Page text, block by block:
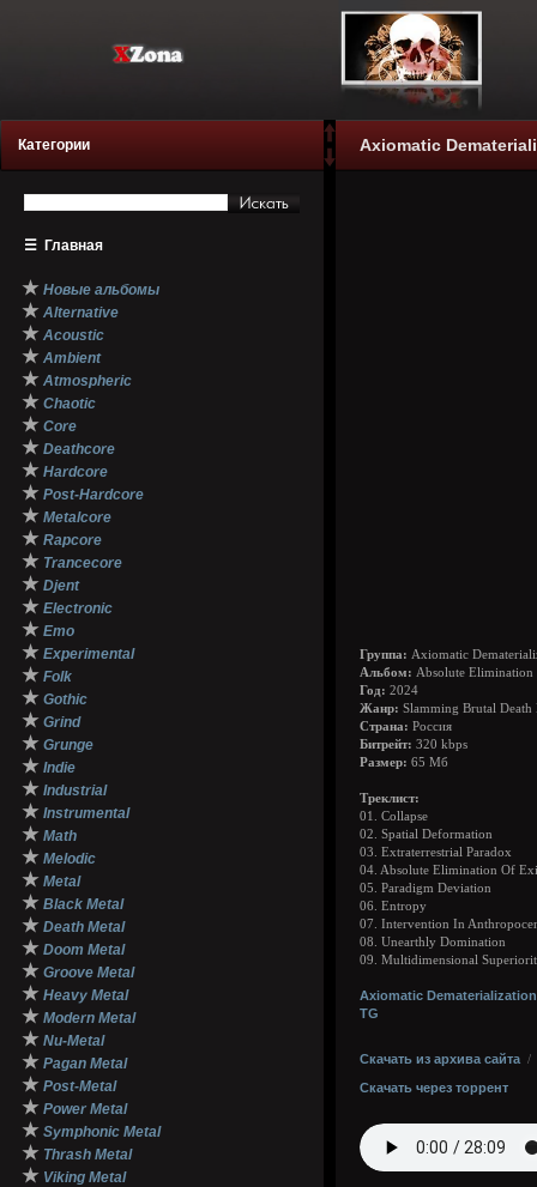
Категории
☰ Главная
★ Новые альбомы
★ Alternative
★ Acoustic
★ Ambient
★ Atmospheric
★ Chaotic
★ Core
★ Deathcore
★ Hardcore
★ Post-Hardcore
★ Metalcore
★ Rapcore
★ Trancecore
★ Djent
★ Electronic
★ Emo
★ Experimental
★ Folk
★ Gothic
★ Grind
★ Grunge
★ Indie
★ Industrial
★ Instrumental
★ Math
★ Melodic
★ Metal
★ Black Metal
★ Death Metal
★ Doom Metal
★ Groove Metal
★ Heavy Metal
★ Modern Metal
★ Nu-Metal
★ Pagan Metal
★ Post-Metal
★ Power Metal
★ Symphonic Metal
★ Thrash Metal
★ Viking Metal
Axiomatic
Группа: Axiomatic
Альбом: Absolute Elimination
Год: 2024
Жанр: Slamming Brutal Death
Страна: Россия
Битрейт: 320 kbps
Размер: 65 Mб
Треклист:
01. Collapse
02. Spatial Deformation
03. Extraterrestrial Paradox
04. Absolute Elimination Of
05. Paradigm Deviation
06. Entropy
07. Intervention In
08. Unearthly Domination
09. Multidimensional
Axiomatic
TG
Скачать из архива сайта /
Скачать через торрент